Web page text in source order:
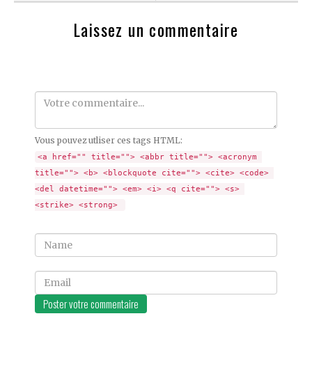
Laissez un commentaire
Comment
Vous pouvez utliser ces tags HTML:
<a href="" title=""> <abbr title=""> <acronym
title=""> <b> <blockquote cite=""> <cite> <code>
<del datetime=""> <em> <i> <q cite=""> <s>
<strike> <strong>
Name
Email